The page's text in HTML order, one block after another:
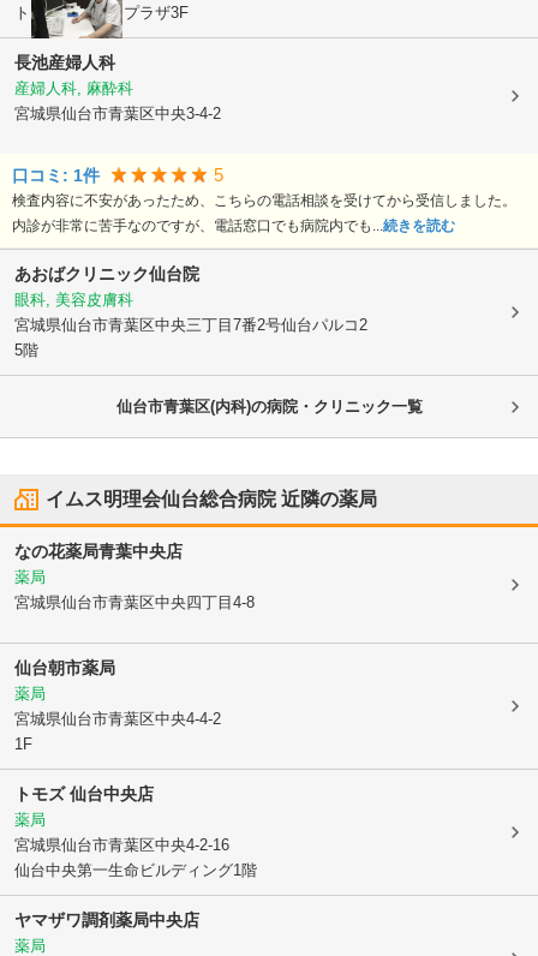
トラストシティプラザ3F
長池産婦人科
産婦人科, 麻酔科
宮城県仙台市青葉区中央3-4-2
口コミ: 1件 5
検査内容に不安があったため、こちらの電話相談を受けてから受信しました。
内診が非常に苦手なのですが、電話窓口でも病院内でも... 続きを読む
あおばクリニック仙台院
眼科, 美容皮膚科
宮城県仙台市青葉区中央三丁目7番2号仙台パルコ2
5階
仙台市青葉区(内科)の病院・クリニック一覧
イムス明理会仙台総合病院近隣の薬局
なの花薬局青葉中央店
薬局
宮城県仙台市青葉区中央四丁目4-8
仙台朝市薬局
薬局
宮城県仙台市青葉区中央4-4-2
1F
トモズ 仙台中央店
薬局
宮城県仙台市青葉区中央4-2-16
仙台中央第一生命ビルディング1階
ヤマザワ調剤薬局中央店
薬局